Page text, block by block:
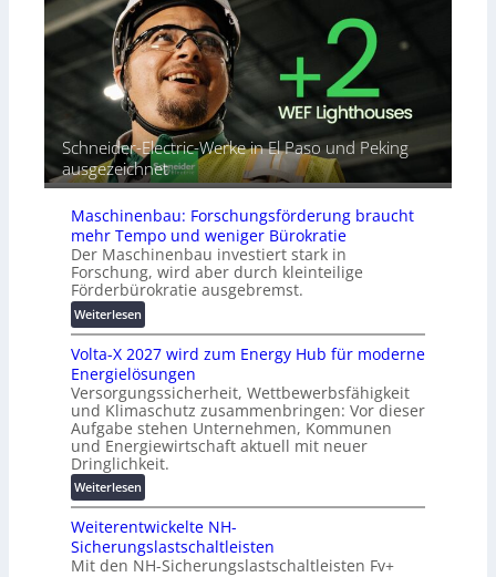
e
A
u
t
o
m
a
t
i
i
e
r
u
n
g
s
l
ö
s
u
n
g
e
n
o
r
i
a
r
e
i
h
e
b
i
n
d
e
t
G
e
r
ä
e
s
c
h
u
t
z
u
n
d
d
i
g
i
t
a
l
e
Schneider-Electric-Werke in El Paso und Peking
ausgezeichnet
Maschinenbau: Forschungsförderung braucht
mehr Tempo und weniger Bürokratie
Der Maschinenbau investiert stark in
Forschung, wird aber durch kleinteilige
Förderbürokratie ausgebremst.
Weiterlesen:
M
a
s
c
h
i
n
e
n
b
a
u
:
Volta-X 2027 wird zum Energy Hub für moderne
Energielösungen
Versorgungssicherheit, Wettbewerbsfähigkeit
und Klimaschutz zusammenbringen: Vor dieser
Aufgabe stehen Unternehmen, Kommunen
und Energiewirtschaft aktuell mit neuer
Dringlichkeit.
Weiterlesen:
V
o
l
t
Weiterentwickelte NH-
Sicherungslastschaltleisten
Mit den NH-Sicherungslastschaltleisten Fv+